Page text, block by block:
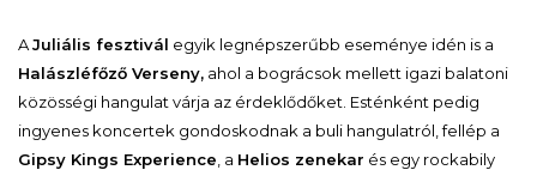
AJuliális fesztivál egyik legnépszerűbb eseménye idén is a
Halászléfőző Verseny, ahol a bográcsok mellett igazi balatoni
közösségi hangulat várja az érdeklődőket. Esténként pedig
ingyenes koncertek gondoskodnak a buli hangulatról, fellép a
Gipsy Kings Experience , a Helios zenekar és egy rockabily